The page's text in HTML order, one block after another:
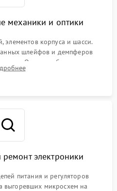
механики и оптики
элементов корпуса и шасси.
шлейфов и демпферов
Очистка объектива,
фокусировки. Установка новых
электроники
питания и регуляторов
выгоревших микросхем на